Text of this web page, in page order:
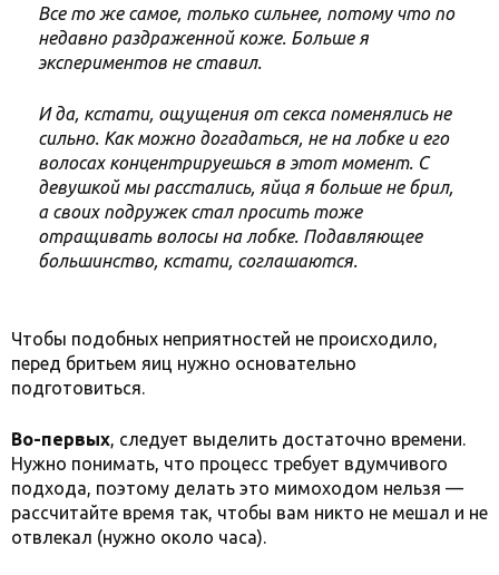
Все то же самое, только сильнее, потому что по
недавно раздраженной коже. Больше я
экспериментов не ставил.
И да, кстати, ощущения от секса поменялись не
сильно. Как можно догадаться, не на лобке и его
волосах концентрируешься в этот момент. С
девушкой мы расстались, яйца я больше не брил,
а своих подружек стал просить тоже
отращивать волосы на лобке. Подавляющее
большинство, кстати, соглашаются.
Чтобы подобных неприятностей не происходило,
перед бритьем яиц нужно основательно
подготовиться.
Во-первых, следует выделить достаточно времени.
Нужно понимать, что процесс требует вдумчивого
подхода, поэтому делать это мимоходом нельзя —
рассчитайте время так, чтобы вам никто не мешал и не
отвлекал (нужно около часа).